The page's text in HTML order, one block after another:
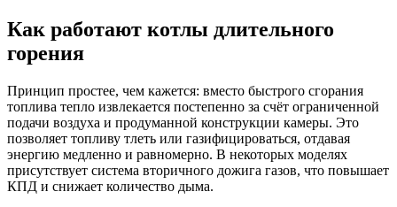
Как работают котлы длительного
горения
Принцип простее, чем кажется: вместо быстрого сгорания
топлива тепло извлекается постепенно за счёт ограниченной
подачи воздуха и продуманной конструкции камеры. Это
позволяет топливу тлеть или газифицироваться, отдавая
энергию медленно и равномерно. В некоторых моделях
присутствует система вторичного дожига газов, что повышает
КПД и снижает количество дыма.